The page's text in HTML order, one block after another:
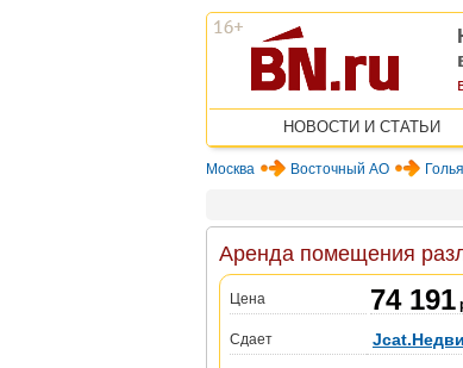
НОВОСТИ И СТАТЬИ
Москва Восточный АО
Аренда помещения
Цена 74 191
Сдает